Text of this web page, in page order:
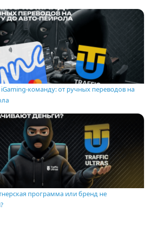
команду: от ручных переводов на
программа или бренд не